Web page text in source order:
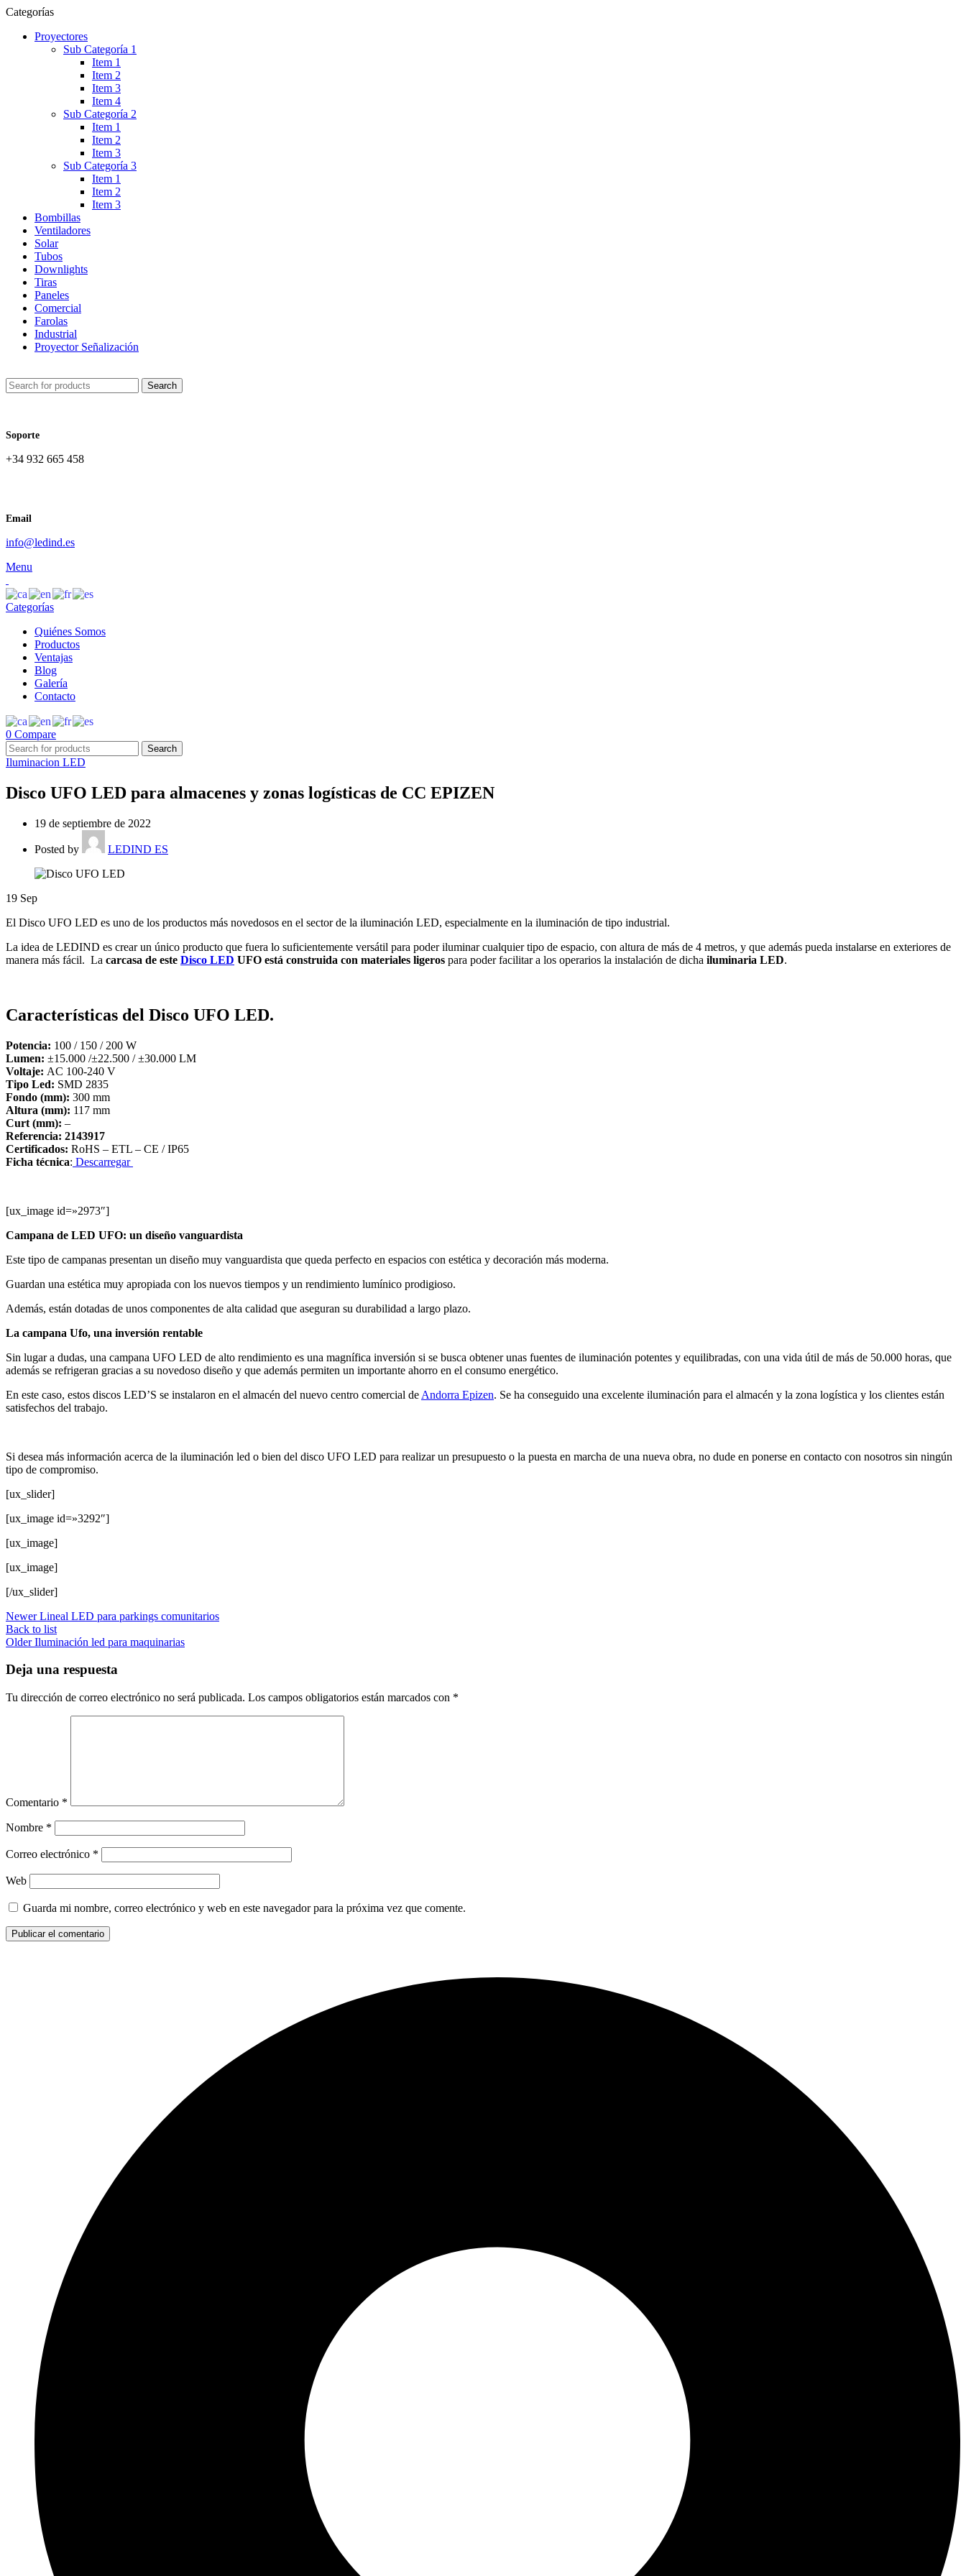
Categorías
Proyectores
Sub Categoría 1
Item 1
Item 2
Item 3
Item 4
Sub Categoría 2
Item 1
Item 2
Item 3
Sub Categoría 3
Item 1
Item 2
Item 3
Bombillas
Ventiladores
Solar
Tubos
Downlights
Tiras
Paneles
Comercial
Farolas
Industrial
Proyector Señalización
Search
Soporte
+34 932 665 458‬
Email
info@ledind.es
Menu
Categorías
Quiénes Somos
Productos
Ventajas
Blog
Galería
Contacto
0 Compare
Search
Iluminacion LED
Disco UFO LED para almacenes y zonas logísticas de CC EPIZEN
19 de septiembre de 2022
Posted by LEDIND ES
19 Sep
El Disco UFO LED es uno de los productos más novedosos en el sector de la iluminación LED, especialmente en la iluminación de tipo industrial.
La idea de LEDIND es crear un único producto que fuera lo suficientemente versátil para poder iluminar cualquier tipo de espacio, con altura de más de 4 metros, y que además pueda instalarse en exteriores de
manera más fácil. La carcasa de este Disco LED UFO está construida con materiales ligeros para poder facilitar a los operarios la instalación de dicha iluminaria LED.
Características del Disco UFO LED.
Potencia: 100 / 150 / 200 W
Lumen: ±15.000 /±22.500 / ±30.000 LM
Voltaje: AC 100-240 V
Tipo Led: SMD 2835
Fondo (mm): 300 mm
Altura (mm): 117 mm
Curt (mm): –
Referencia: 2143917
Certificados: RoHS – ETL – CE / IP65
Ficha técnica: Descarregar
[ux_image id=»2973″]
Campana de LED UFO: un diseño vanguardista
Este tipo de campanas presentan un diseño muy vanguardista que queda perfecto en espacios con estética y decoración más moderna.
Guardan una estética muy apropiada con los nuevos tiempos y un rendimiento lumínico prodigioso.
Además, están dotadas de unos componentes de alta calidad que aseguran su durabilidad a largo plazo.
La campana Ufo, una inversión rentable
Sin lugar a dudas, una campana UFO LED de alto rendimiento es una magnífica inversión si se busca obtener unas fuentes de iluminación potentes y equilibradas, con una vida útil de más de 50.000 horas, que
además se refrigeran gracias a su novedoso diseño y que además permiten un importante ahorro en el consumo energético.
En este caso, estos discos LED’S se instalaron en el almacén del nuevo centro comercial de Andorra Epizen. Se ha conseguido una excelente iluminación para el almacén y la zona logística y los clientes están
satisfechos del trabajo.
Si desea más información acerca de la iluminación led o bien del disco UFO LED para realizar un presupuesto o la puesta en marcha de una nueva obra, no dude en ponerse en contacto con nosotros sin ningún
tipo de compromiso.
[ux_slider]
[ux_image id=»3292″]
[ux_image]
[ux_image]
[/ux_slider]
Newer Lineal LED para parkings comunitarios
Back to list
Older Iluminación led para maquinarias
Deja una respuesta
Tu dirección de correo electrónico no será publicada. Los campos obligatorios están marcados con *
Comentario *
Nombre *
Correo electrónico *
Web
Guarda mi nombre, correo electrónico y web en este navegador para la próxima vez que comente.